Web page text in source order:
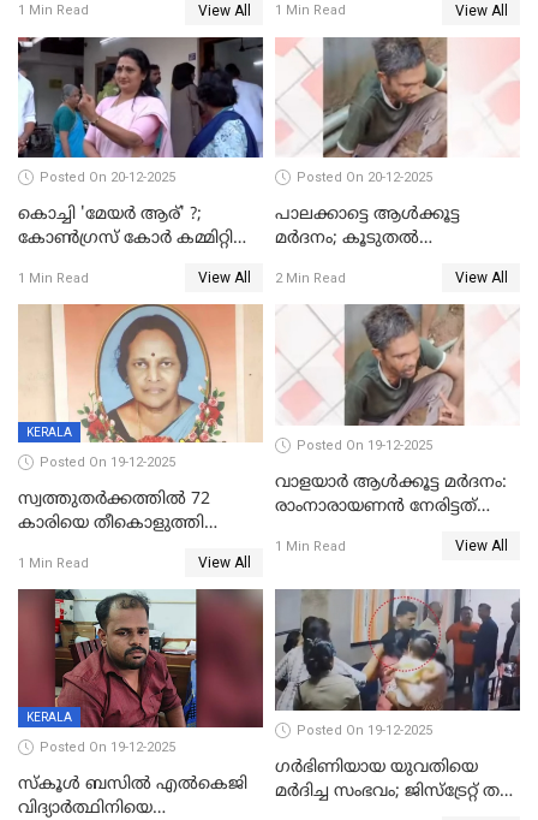
1 Min Read View All 1 Min Read View All
Posted On 20-12-2025
കൊച്ചി 'മേയർ ആര്' ?;
കോണ്‍ഗ്രസ് കോര്‍ കമ്മിറ്റി
1 Min Read View All
Posted On 20-12-2025
പാലക്കാട്ടെ ആള്‍ക്കൂട്ട
മര്‍ദനം; കൂടുതല്‍
അംഗ സംഘമെന്ന് വിവരം
2 Min Read View All
KERALA
Posted On 19-12-2025
സ്വത്തുതര്‍ക്കത്തില്‍ 72
കാരിയെ തീകൊളുത്തി
ക്രൂരകൊലപാതകത്തില്‍
സഹോദരിപുത്രന് ജീവപര്യന്തം
1 Min Read View All
Posted On 19-12-2025
വാളയാർ ആൾക്കൂട്ട മർദനം:
രാംനാരായണൻ നേരിട്ടത്
നാൽപ്പതിലേറെ
റിപ്പോർട്ട്
1 Min Read View All
KERALA
Posted On 19-12-2025
സ്കൂൾ ബസിൽ എൽകെജി
വിദ്യാര്‍ത്ഥിനിയെ
Posted On 19-12-2025
ഗര്‍ഭിണിയായ യുവതിയെ
മര്‍ദിച്ച സംഭവം; ജിസ്‌ട്രേറ്റ് തല